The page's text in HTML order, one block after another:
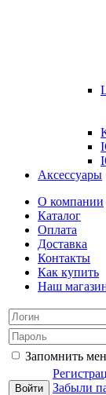
Аксессуары
О компании
Каталог
Оплата
Доставка
Контакты
Как купить
Наш
Запомнить
Забыли